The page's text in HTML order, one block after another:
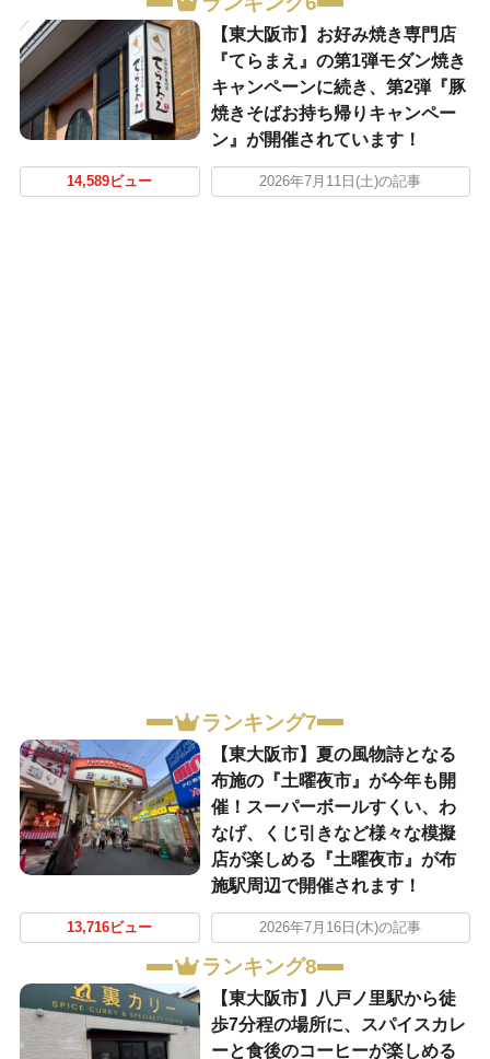
【東大阪市】お好み焼き専門店
『てらまえ』の第1弾モダン焼き
キャンペーンに続き、第2弾『豚
焼きそばお持ち帰りキャンペー
ン』が開催されています！
14,589ビュー 2026年7月11日(土)の記事
ランキング7
【東大阪市】夏の風物詩となる
布施の『土曜夜市』が今年も開
催！スーパーボールすくい、わ
なげ、くじ引きなど様々な模擬
店が楽しめる『土曜夜市』が布
施駅周辺で開催されます！
13,716ビュー 2026年7月16日(木)の記事
ランキング8
【東大阪市】八戸ノ里駅から徒
歩7分程の場所に、スパイスカレ
ーと食後のコーヒーが楽しめる